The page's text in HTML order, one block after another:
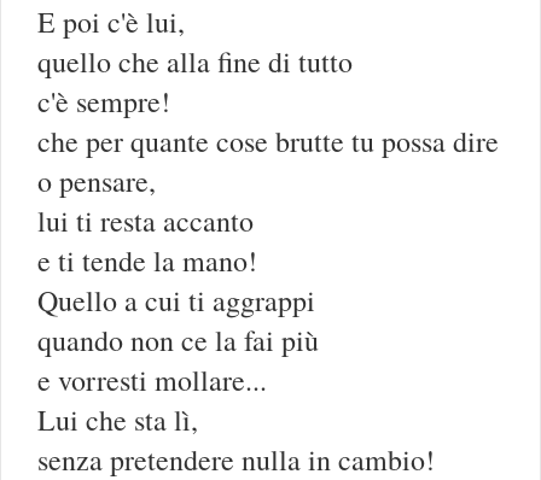
E poi c'è lui,
quello che alla fine di tutto
c'è sempre!
che per quante cose brutte tu possa dire
o pensare,
lui ti resta accanto
e ti tende la mano!
Quello a cui ti aggrappi
quando non ce la fai più
e vorresti mollare...
Lui che sta lì,
senza pretendere nulla in cambio!